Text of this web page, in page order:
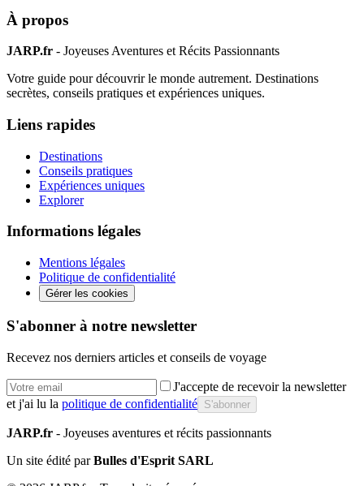
À propos
JARP.fr - Joyeuses Aventures et Récits Passionnants
Votre guide pour découvrir le monde autrement. Destinations
secrètes, conseils pratiques et expériences uniques.
Liens rapides
Destinations
Conseils pratiques
Expériences uniques
Explorer
Informations légales
Mentions légales
Politique de confidentialité
Gérer les cookies
S'abonner à notre newsletter
Recevez nos derniers articles et conseils de voyage
J'accepte de recevoir la newsletter
et j'ai lu la politique de confidentialité S'abonner
JARP.fr - Joyeuses aventures et récits passionnants
Un site édité parBulles d'Esprit SARL